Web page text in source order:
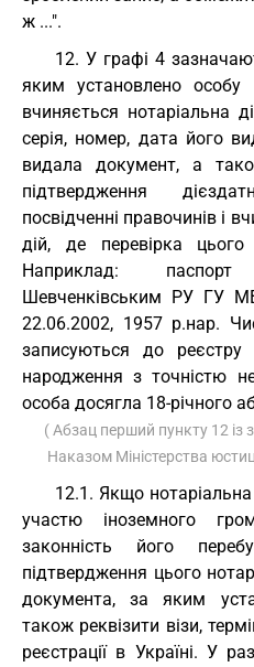
ж ...".
12. У графі 4
яким установлено
вчиняється нотаріальна
серія, номер, дата його
видала документ, а
підтвердження
посвідченні правочинів і
дій, де перевірка
Наприклад:
Шевченківським РУ ГУ
22.06.2002, 1957 р.нар.
записуються до
народження з точністю
особа досягла 18-річного
( Абзац перший пункту 12 із
Наказом Міністерства
12.1. Якщо
участю іноземного
законність його
підтвердження цього
документа, за яким
також реквізити візи,
реєстрації в Україні. У